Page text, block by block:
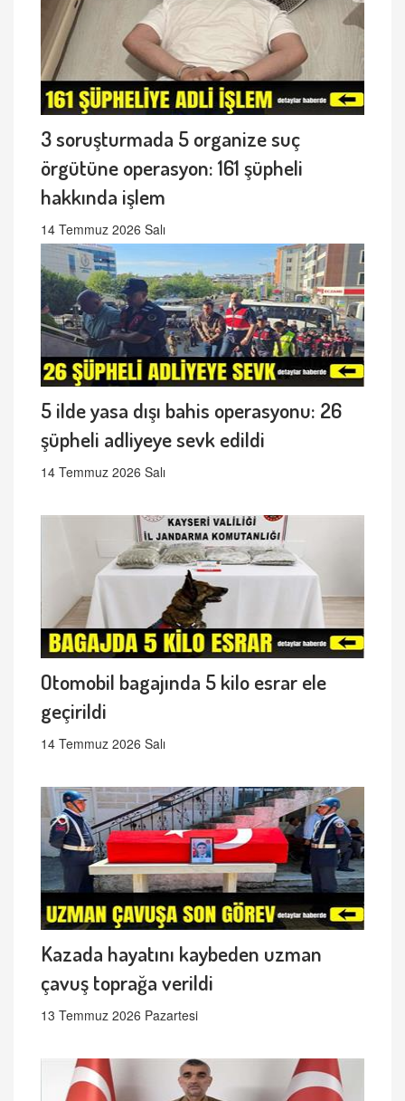
3 soruşturmada 5 organize suç
örgütüne operasyon: 161 şüpheli
hakkında işlem
14 Temmuz 2026 Salı
5 ilde yasa dışı bahis operasyonu: 26
şüpheli adliyeye sevk edildi
14 Temmuz 2026 Salı
Otomobil bagajında 5 kilo esrar ele
geçirildi
14 Temmuz 2026 Salı
Kazada hayatını kaybeden uzman
çavuş toprağa verildi
13 Temmuz 2026 Pazartesi